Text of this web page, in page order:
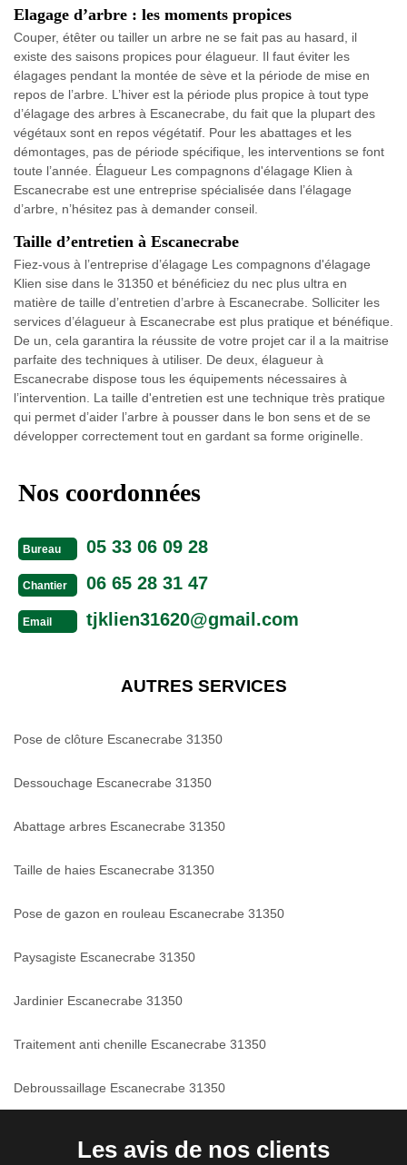
Elagage d’arbre : les moments propices
Couper, étêter ou tailler un arbre ne se fait pas au hasard, il
existe des saisons propices pour élagueur. Il faut éviter les
élagages pendant la montée de sève et la période de mise en
repos de l’arbre. L’hiver est la période plus propice à tout type
d’élagage des arbres à Escanecrabe, du fait que la plupart des
végétaux sont en repos végétatif. Pour les abattages et les
démontages, pas de période spécifique, les interventions se font
toute l’année. Élagueur Les compagnons d'élagage Klien à
Escanecrabe est une entreprise spécialisée dans l’élagage
d’arbre, n’hésitez pas à demander conseil.
Taille d’entretien à Escanecrabe
Fiez-vous à l’entreprise d’élagage Les compagnons d'élagage
Klien sise dans le 31350 et bénéficiez du nec plus ultra en
matière de taille d’entretien d’arbre à Escanecrabe. Solliciter les
services d’élagueur à Escanecrabe est plus pratique et bénéfique.
De un, cela garantira la réussite de votre projet car il a la maitrise
parfaite des techniques à utiliser. De deux, élagueur à
Escanecrabe dispose tous les équipements nécessaires à
l’intervention. La taille d'entretien est une technique très pratique
qui permet d’aider l’arbre à pousser dans le bon sens et de se
développer correctement tout en gardant sa forme originelle.
Nos coordonnées
Bureau 05 33 06 09 28
Chantier 06 65 28 31 47
Email tjklien31620@gmail.com
AUTRES SERVICES
Pose de clôture Escanecrabe 31350
Dessouchage Escanecrabe 31350
Abattage arbres Escanecrabe 31350
Taille de haies Escanecrabe 31350
Pose de gazon en rouleau Escanecrabe 31350
Paysagiste Escanecrabe 31350
Jardinier Escanecrabe 31350
Traitement anti chenille Escanecrabe 31350
Debroussaillage Escanecrabe 31350
Les avis de nos clients